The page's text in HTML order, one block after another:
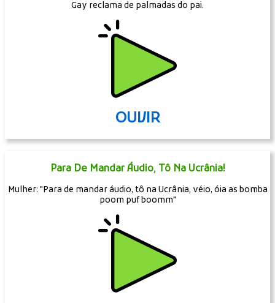
Gay reclama de palmadas do pai.
OUVIR
Para De Mandar Áudio, Tô Na Ucrânia!
Mulher: "Para de mandar áudio, tô na Ucrânia, véio, óia as bomba
poom puf boomm"